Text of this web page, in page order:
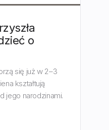
o
się już w 2–3
kształtują
jego narodzinami.